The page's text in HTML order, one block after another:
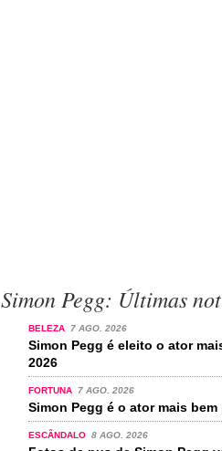
Simon Pegg: Últimas
BELEZA 7 AGO. 2026
Simon Pegg é eleito o ator
2026
FORTUNA 7 AGO. 2026
Simon Pegg é o ator mais
ESCÂNDALO 8 AGO. 2026